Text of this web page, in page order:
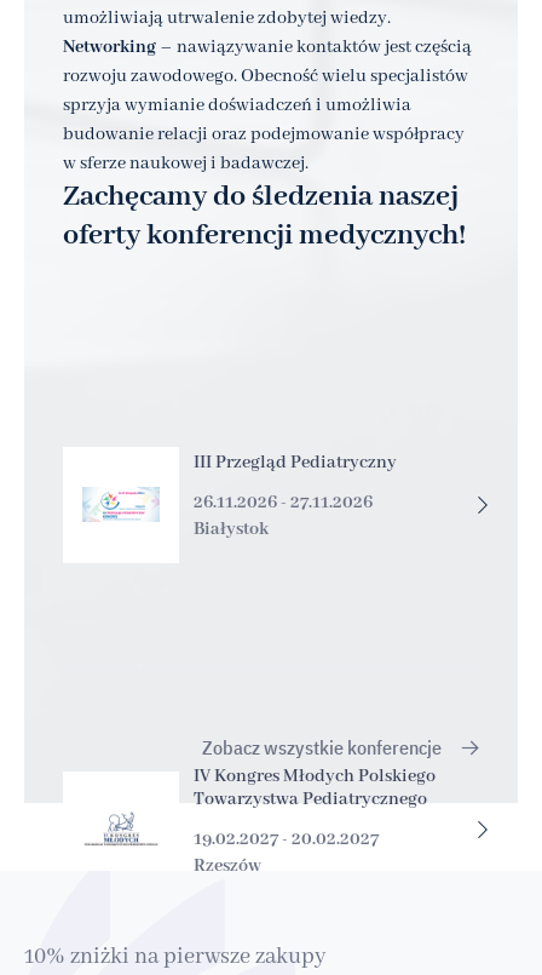
umożliwiają utrwalenie zdobytej wiedzy.
Networking – nawiązywanie kontaktów jest częścią
rozwoju zawodowego. Obecność wielu specjalistów
sprzyja wymianie doświadczeń i umożliwia
budowanie relacji oraz podejmowanie współpracy
w sferze naukowej i badawczej.
Zachęcamy do śledzenia naszej
oferty konferencji medycznych!
III Przegląd Pediatryczny
26.11.2026 - 27.11.2026
Białystok
IV Kongres Młodych Polskiego
Towarzystwa Pediatrycznego
19.02.2027 - 20.02.2027
Rzeszów
Zobacz wszystkie konferencje
10% zniżki na pierwsze zakupy